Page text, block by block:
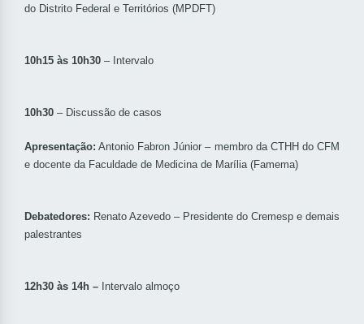
do Distrito Federal e Territórios (MPDFT)
10h15 às 10h30 – Intervalo
10h30 – Discussão de casos
Apresentação: Antonio Fabron Júnior – membro da CTHH do CFM
e docente da Faculdade de Medicina de Marília (Famema)
Debatedores: Renato Azevedo – Presidente do Cremesp e demais
palestrantes
12h30 às 14h – Intervalo almoço